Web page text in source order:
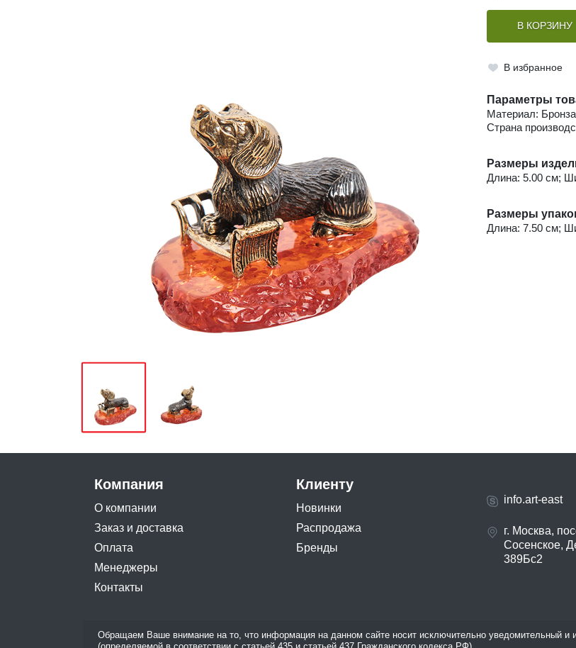
В КОРЗИНУ
В избранное
Параметры
Материал:
Страна
Размеры
Длина: 5.00 см;
Размеры
Длина: 7.50 см;
Компания
О компании
Заказ и доставка
Оплата
Менеджеры
Контакты
Клиенту
Новинки
Распродажа
Бренды
info.art-east
г. Москва,
Сосенское,
389Бс2
Обращаем Ваше внимание на то, что информация на данном сайте носит исключительно уведомительный и